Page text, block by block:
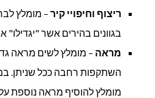
ריצוף וחיפויי קיר – מומלץ
בגוונים בהירים אשר "יגדילו"
מראה – מומלץ לשים מראה
השתקפות רחבה ככל שניתן.
מומלץ להוסיף מראה נוספת